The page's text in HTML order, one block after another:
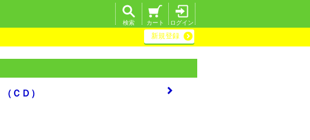
ログイン
カート
検索
新規登録
ＣＤ）